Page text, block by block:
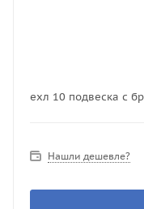
ехл 10 подвеска с
Нашли дешевле?